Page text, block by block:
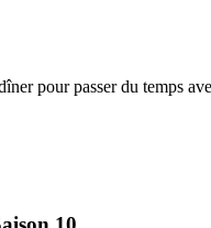
pour passer du temps